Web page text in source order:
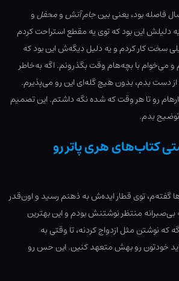
فاصله بود، یعنی بینجام آتشومحفلو
دلیلش این بود که توی یه مقطع استراحت کردم
یا ۹ سال خیلی سخت کار کردم و یه دلیل دیگه‌ش این بود که
با بچه‌هام وقت بگذرونم. اگه به‌خاطر
از دست بدم، بدون هیچ گله‌ای این رو می‌پذیرم.
رو تا هر وقت که شده نگه داشتم. این تصمیم
توضیح بدم.
کتاب‌های هری پاتر رو
گفته‌م، توی قطار ایده‌ش به ذهنم رسید و اون‌قدر
بی‌صبرانه منتظر نوشتنش بودم و این بهترین
که نوشتن مثل ازدواج کردنه، تا وقتی به
خودتون رو بهش متعهد کنین. این حس رو